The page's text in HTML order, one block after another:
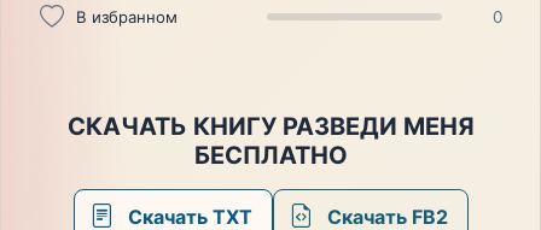
В избранном 0
СКАЧАТЬ КНИГУ РАЗВЕДИ МЕНЯ
БЕСПЛАТНО
Скачать TXT Скачать FB2